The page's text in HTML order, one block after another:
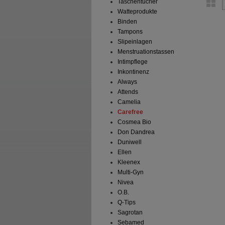
Taschentücher
Watteprodukte
Binden
Tampons
Slipeinlagen
Menstruationstassen
Intimpflege
Inkontinenz
Always
Attends
Camelia
Carefree
Cosmea Bio
Don Dandrea
Duniwell
Ellen
Kleenex
Multi-Gyn
Nivea
O.B.
Q-Tips
Sagrotan
Sebamed